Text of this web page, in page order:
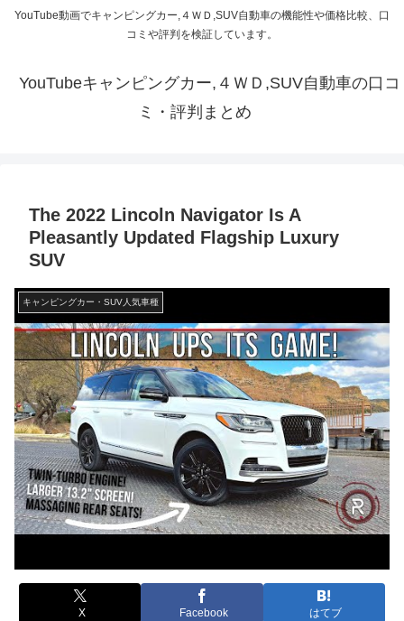
YouTube動画でキャンピングカー,４ＷＤ,SUV自動車の機能性や価格比較、口
コミや評判を検証しています。
YouTubeキャンピングカー,４ＷＤ,SUV自動車の口コ
ミ・評判まとめ
The 2022 Lincoln Navigator Is A
Pleasantly Updated Flagship Luxury
SUV
キャンピングカー・SUV人気車種
X Facebook はてブ